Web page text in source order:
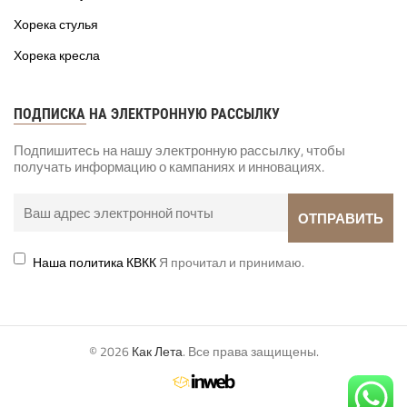
Хорека стулья
Хорека кресла
ПОДПИСКА НА ЭЛЕКТРОННУЮ РАССЫЛКУ
Подпишитесь на нашу электронную рассылку, чтобы
получать информацию о кампаниях и инновациях.
Наша политика КВККЯ прочитал и принимаю.
© 2026 Как Лета. Все права защищены.